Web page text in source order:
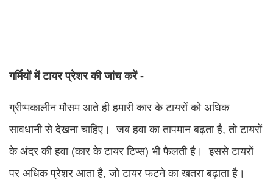
गर्मियों में टायर प्रेशर की जांच करें -
ग्रीष्मकालीन मौसम आते ही हमारी कार के टायरों को अधिक
सावधानी से देखना चाहिए। जब हवा का तापमान बढ़ता है, तो टायरों
के अंदर की हवा (कार के टायर टिप्स) भी फैलती है। इससे टायरों
पर अधिक प्रेशर आता है, जो टायर फटने का खतरा बढ़ाता है।